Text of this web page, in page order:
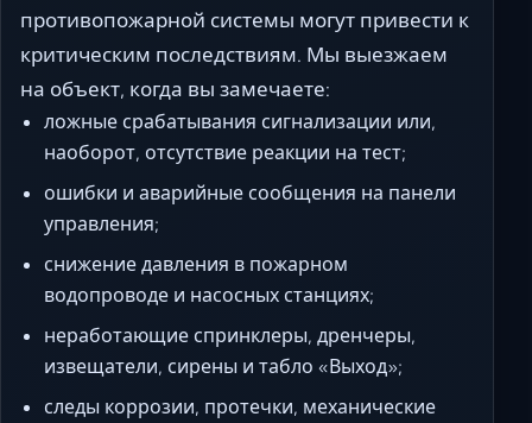
противопожарной системы могут привести к
критическим последствиям. Мы выезжаем
на объект, когда вы замечаете:
ложные срабатывания сигнализации или,
наоборот, отсутствие реакции на тест;
ошибки и аварийные сообщения на панели
управления;
снижение давления в пожарном
водопроводе и насосных станциях;
неработающие спринклеры, дренчеры,
извещатели, сирены и табло «Выход»;
следы коррозии, протечки, механические